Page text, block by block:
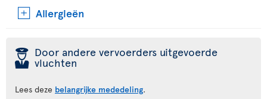
Allergieën
þ Door andere vervoerders uitgevoerde
vluchten
Lees deze belangrijke mededeling.